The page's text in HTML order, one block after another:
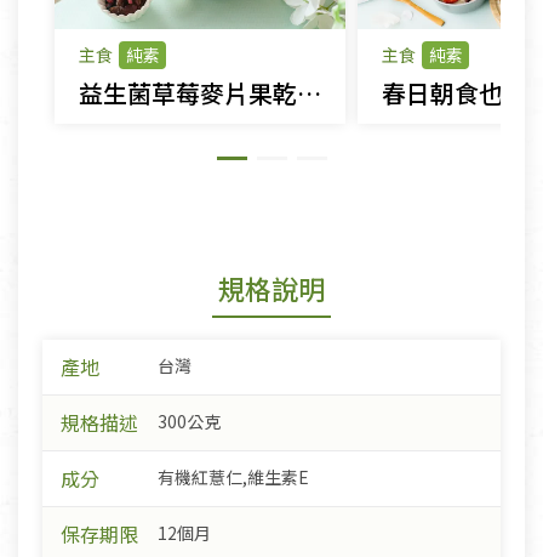
主食 純素
益生菌草莓麥片果乾高纖早餐
主食 純素
規格說明
產地 台灣
規格描述 300公克
成分 有機紅薏仁,維生素E
保存期限 12個月